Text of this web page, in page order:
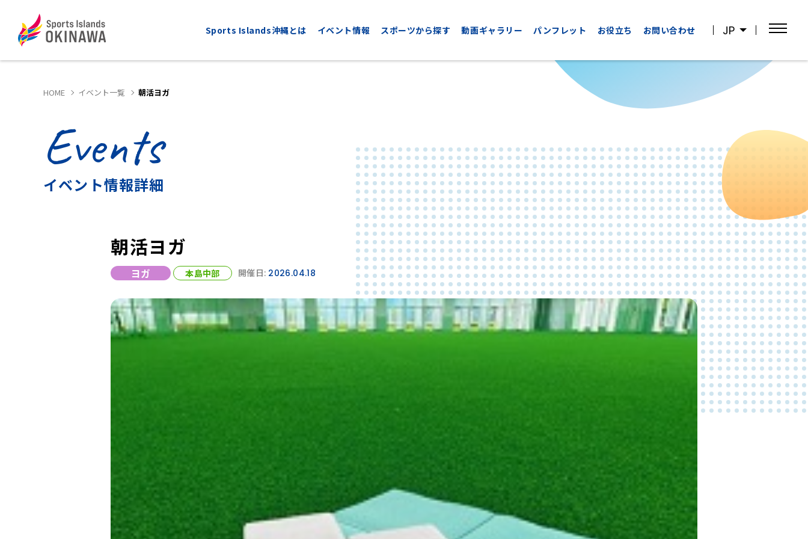
JP
Sports Islands沖縄とは イベント情報 スポーツから探す
ALL
全てのスポーツ
CYCLING
サイクリング
GOLF
ゴルフ
SPORTS
スポーツ観戦
CATEGORIES
その他の
カテゴリー
動画ギャラリー パンフレット お役立ち お問い合わせ
HOME イベント一覧 朝活ヨガ
Events
イベント情報詳細
朝活ヨガ
ヨガ 本島中部 開催日: 2026.04.18